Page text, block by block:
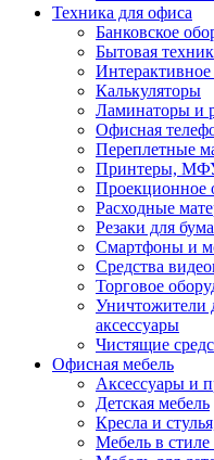
Техника для офиса
Банковское
Бытовая
Калькуляторы
Ламинаторы и
Офисная
Переплетные
Принтеры,
Проекционное
Расходные
Резаки для
Смартфоны и
Средства
Торговое
Уничтожители
аксессуары
Чистящие
Офисная мебель
Аксессуары и
Детская мебель
Кресла и
Мебель в